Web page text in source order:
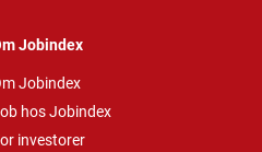
Jobindex
Jobindex
hos Jobindex
investorer